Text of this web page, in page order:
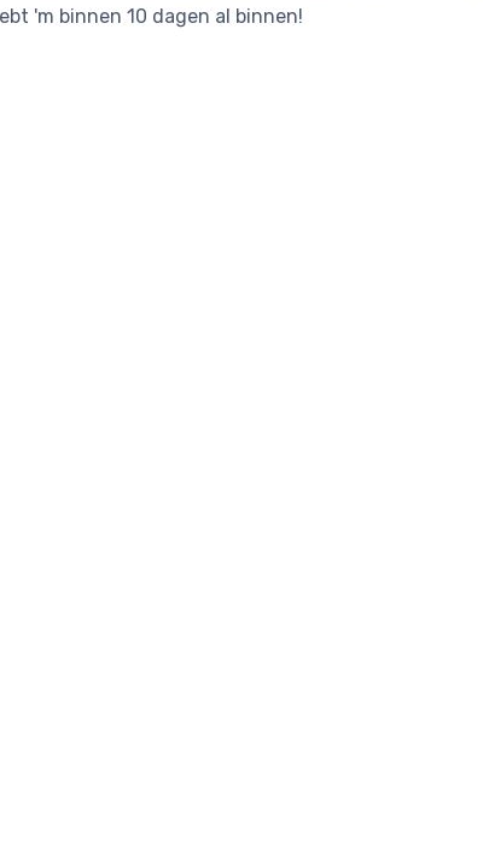
'm binnen 10 dagen al binnen!